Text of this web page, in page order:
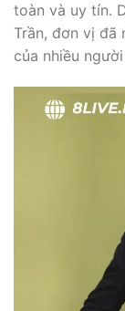
toàn và uy tín.
Trần, đơn vị đã
của nhiều